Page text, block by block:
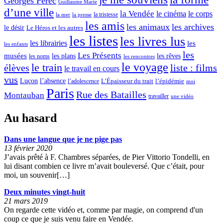
i
n
’
e
s
t
p
a
à
»
Guillaume Marie
d’une ville la mer la presse la tristesse la Vendée le cinéma le corps
le désir Le Héros et les autres les amis les animaux les archives
les enfants les librairies les listesles livres lus les
musées les noms les plans Les Présents les rencontres les rêves les
élèves le train le travail en cours le voyage liste : films
vus Luçon l’absence l’adolescence L’Épaisseur du trait l’épidémie moi
Montauban Paris Rue des Batailles travailler une vidéo
Au hasard
Dans une langue que je ne pige pas
13 février 2020
J’avais prêté à F. Chambres séparées, de Pier Vittorio Tondelli, en
lui disant combien ce livre m’avait bouleversé. Que c’était, pour
moi, un souvenir[…]
Deux minutes vingt-huit
21 mars 2019
On regarde cette vidéo et, comme par magie, on comprend d'un
coup ce que je suis venu faire en Vendée.